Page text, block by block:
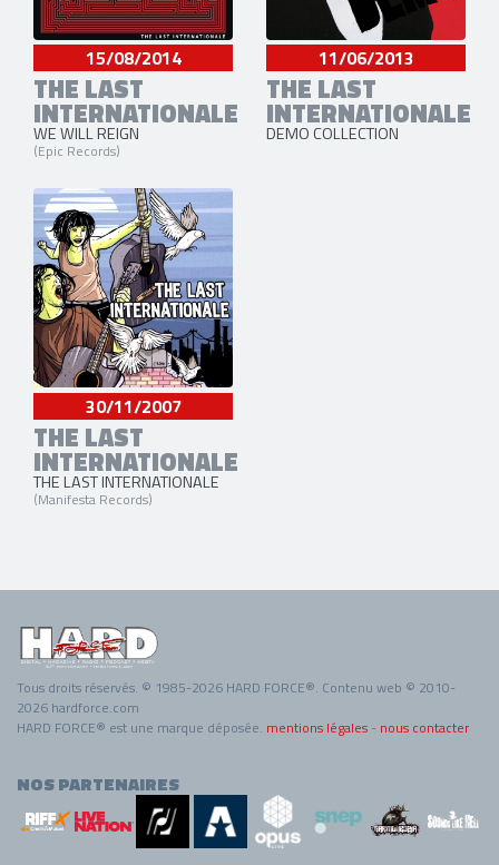
15/08/2014
THE LAST
INTERNATIONALE
WE WILL REIGN
(Epic Records)
11/06/2013
THE LAST
INTERNATIONALE
DEMO COLLECTION
30/11/2007
THE LAST
INTERNATIONALE
THE LAST INTERNATIONALE
(Manifesta Records)
Tous droits réservés. © 1985-2026 HARD FORCE®. Contenu web © 2010-
2026 hardforce.com
HARD FORCE® est une marque déposée. mentions légales - nous contacter
NOS PARTENAIRES